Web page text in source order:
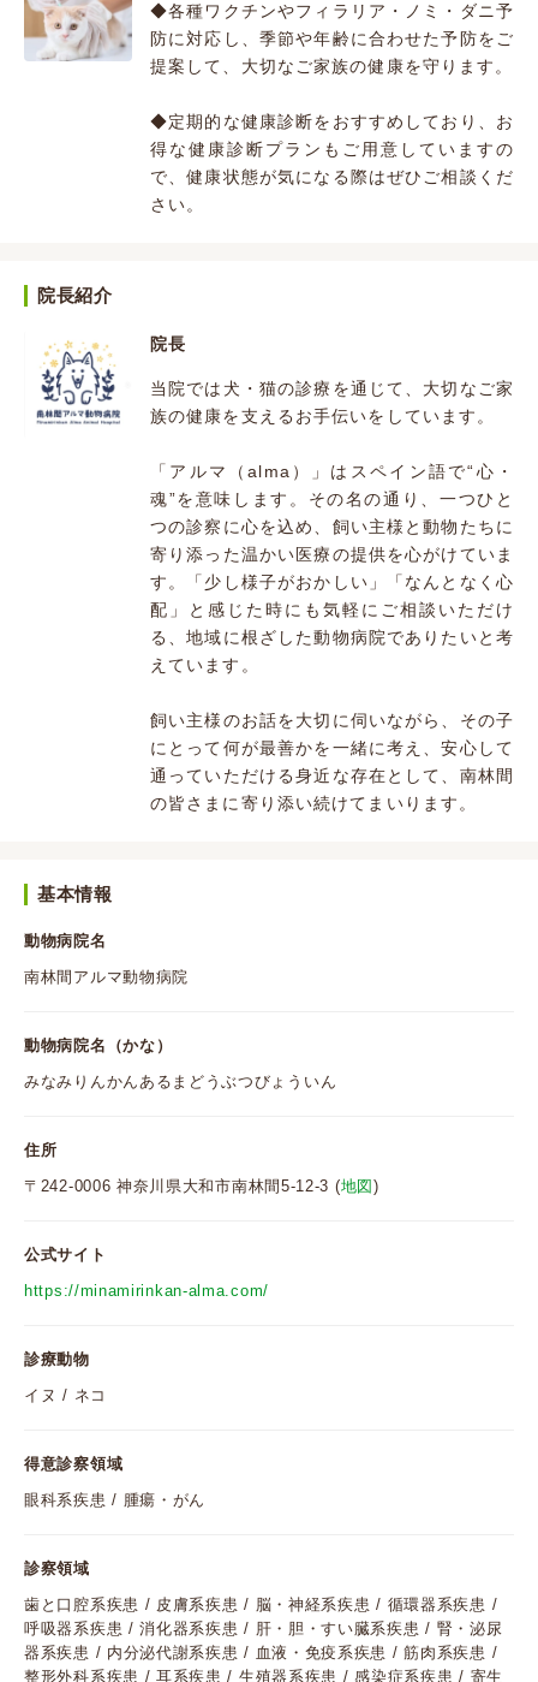
◆各種ワクチンやフィラリア・ノミ・ダニ予
防に対応し、季節や年齢に合わせた予防をご
提案して、大切なご家族の健康を守ります。
◆定期的な健康診断をおすすめしており、お
得な健康診断プランもご用意していますの
で、健康状態が気になる際はぜひご相談くだ
さい。
院長紹介
院長
当院では犬・猫の診療を通じて、大切なご家
族の健康を支えるお手伝いをしています。
「アルマ（alma）」はスペイン語で“心・
魂”を意味します。その名の通り、一つひと
つの診察に心を込め、飼い主様と動物たちに
寄り添った温かい医療の提供を心がけていま
す。「少し様子がおかしい」「なんとなく心
配」と感じた時にも気軽にご相談いただけ
る、地域に根ざした動物病院でありたいと考
えています。
飼い主様のお話を大切に伺いながら、その子
にとって何が最善かを一緒に考え、安心して
通っていただける身近な存在として、南林間
の皆さまに寄り添い続けてまいります。
基本情報
動物病院名
南林間アルマ動物病院
動物病院名（かな）
みなみりんかんあるまどうぶつびょういん
住所
〒242-0006 神奈川県大和市南林間5-12-3 (地図)
公式サイト
https://minamirinkan-alma.com/
診療動物
イヌ / ネコ
得意診察領域
眼科系疾患 / 腫瘍・がん
診察領域
歯と口腔系疾患 / 皮膚系疾患 / 脳・神経系疾患 / 循環器系疾患 /
呼吸器系疾患 / 消化器系疾患 / 肝・胆・すい臓系疾患 / 腎・泌尿
器系疾患 / 内分泌代謝系疾患 / 血液・免疫系疾患 / 筋肉系疾患 /
整形外科系疾患 / 耳系疾患 / 生殖器系疾患 / 感染症系疾患 / 寄生